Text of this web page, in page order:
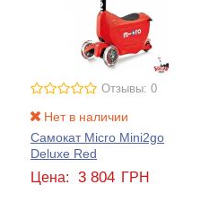
Отзывы: 0
Нет в наличии
Самокат Micro Mini2go
Deluxe Red
Цена: 3 804 ГРН